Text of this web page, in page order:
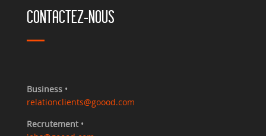
CONTACTEZ-NOUS
Business •
relationclients@goood.com
Recrutement •